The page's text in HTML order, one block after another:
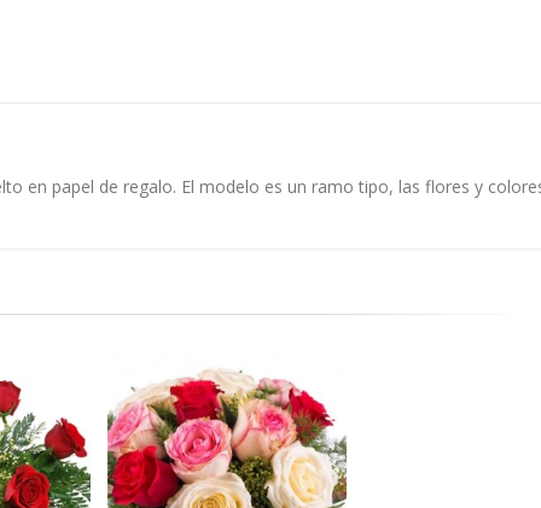
en papel de regalo. El modelo es un ramo tipo, las flores y